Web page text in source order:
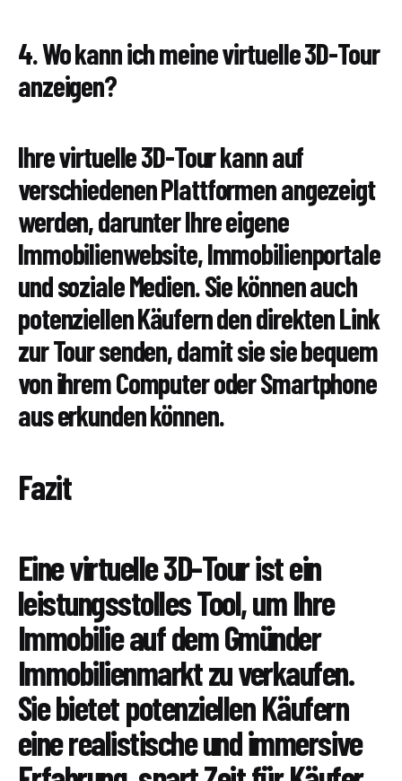
4. Wo kann ich meine virtuelle 3D-Tour
anzeigen?
Ihre virtuelle 3D-Tour kann auf
verschiedenen Plattformen angezeigt
werden, darunter Ihre eigene
Immobilienwebsite, Immobilienportale
und soziale Medien. Sie können auch
potenziellen Käufern den direkten Link
zur Tour senden, damit sie sie bequem
von ihrem Computer oder Smartphone
aus erkunden können.
Fazit
Eine virtuelle 3D-Tour ist ein
leistungsstolles Tool, um Ihre
Immobilie auf dem Gmünder
Immobilienmarkt zu verkaufen.
Sie bietet potenziellen Käufern
eine realistische und immersive